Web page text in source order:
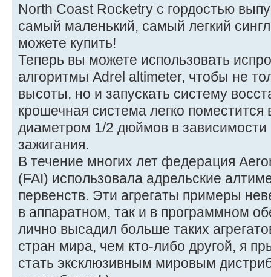
North Coast Rocketry с гордостью
самый маленький, самый легкий
можете купить!
Теперь вы можете использовать
алгоритмы Adrel altimeter, чтобы не
высоты, но и запускать систему
крошечная система легко поместится
диаметром 1/2 дюймов в
зажигания.
В течение многих лет федерация
(FAI) использовала адрельские
первенств. Эти агрегаты примеры
в аппаратном, так и в программном
лично высадил больше таких
стран мира, чем кто-либо другой, я
стать эксклюзивным мировым